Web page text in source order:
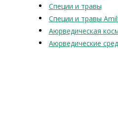
Специи и травы
Специи и травы
Аюрведическая
Аюрведические